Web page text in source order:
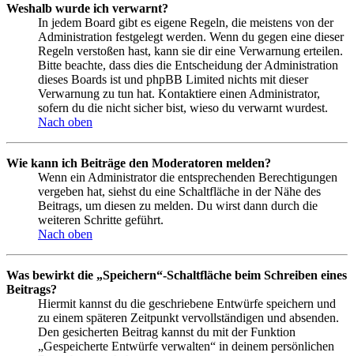
Weshalb wurde ich verwarnt?
In jedem Board gibt es eigene Regeln, die meistens von der
Administration festgelegt werden. Wenn du gegen eine dieser
Regeln verstoßen hast, kann sie dir eine Verwarnung erteilen.
Bitte beachte, dass dies die Entscheidung der Administration
dieses Boards ist und phpBB Limited nichts mit dieser
Verwarnung zu tun hat. Kontaktiere einen Administrator,
sofern du die nicht sicher bist, wieso du verwarnt wurdest.
Nach oben
Wie kann ich Beiträge den Moderatoren melden?
Wenn ein Administrator die entsprechenden Berechtigungen
vergeben hat, siehst du eine Schaltfläche in der Nähe des
Beitrags, um diesen zu melden. Du wirst dann durch die
weiteren Schritte geführt.
Nach oben
Was bewirkt die „Speichern“-Schaltfläche beim Schreiben eines
Beitrags?
Hiermit kannst du die geschriebene Entwürfe speichern und
zu einem späteren Zeitpunkt vervollständigen und absenden.
Den gesicherten Beitrag kannst du mit der Funktion
„Gespeicherte Entwürfe verwalten“ in deinem persönlichen